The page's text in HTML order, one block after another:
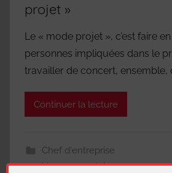
projet »
Le « mode projet », c’est faire
personnes impliquées dans le
travailler de concert, ensemble,
Continuer la lecture
Chef d'entreprise
Un commentaire